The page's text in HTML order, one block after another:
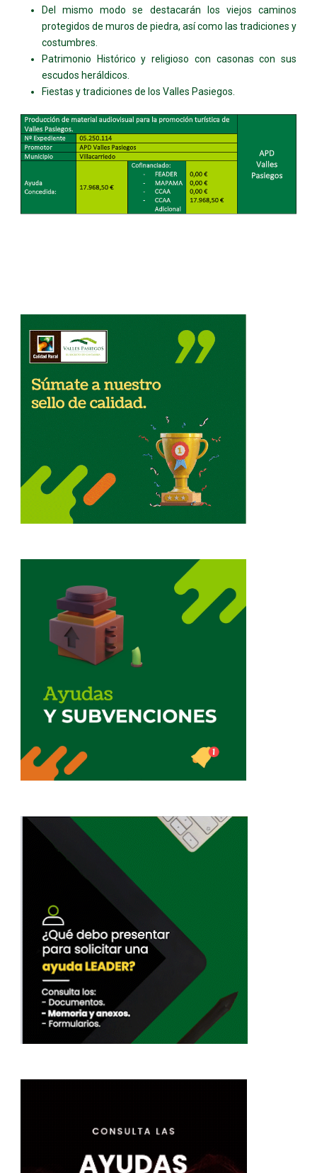
Del mismo modo se destacarán los viejos caminos
protegidos de muros de piedra, así como las tradiciones y
costumbres.
Patrimonio Histórico y religioso con casonas con sus
escudos heráldicos.
Fiestas y tradiciones de los Valles Pasiegos.